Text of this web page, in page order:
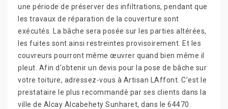
une période de préserver des infiltrations, pendant que
les travaux de réparation de la couverture sont
exécutés. La bâche sera posée sur les parties altérées,
les fuites sont ainsi restreintes provisoirement. Et les
couvreurs pourront même œuvrer quand bien même il
pleut. Afin d'obtenir un devis pour la pose de bâche sur
votre toiture, adressez-vous à Artisan LAffont. C’est le
prestataire le plus recommandé par ses clients dans la
ville de Alcay Alcabehety Sunharet, dans le 64470.